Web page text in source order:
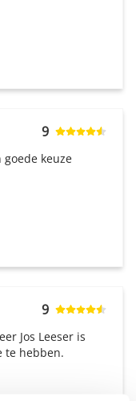
9
keuze
9
Jos Leeser is
te hebben.